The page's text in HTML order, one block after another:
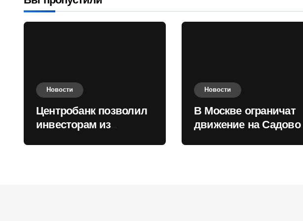
Новости
Центробанк позволил
инвесторам из
Новости
В Москве ограничат
движение на Садовом